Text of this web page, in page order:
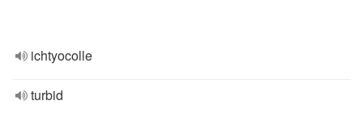
ichtyocolle
turbid